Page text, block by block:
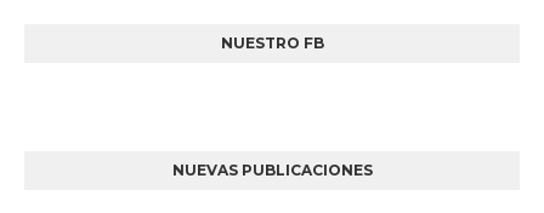
NUESTRO FB
NUEVAS PUBLICACIONES